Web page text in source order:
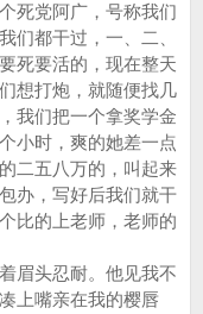
死党阿广，号称我们
们都干过，一、二、
死要活的，现在整天
想打炮，就随便找几
我们把一个拿奖学金
小时，爽的她差一点
二五八万的，叫起来
办，写好后我们就干
比的上老师，老师的
眉头忍耐。他见我不
上嘴亲在我的樱唇